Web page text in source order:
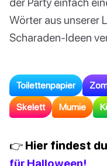
Wörter aus unserer
Scharaden-Ideen
Toilettenpapier
Skelett Mumie
👉 Hier findest
für Halloween!